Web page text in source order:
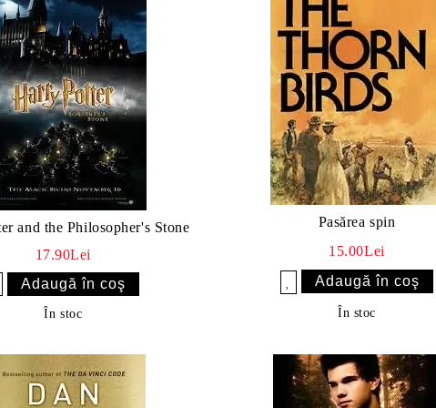
and the Philosopher's Stone
17.90Lei
În stoc
Pasărea spin
15.00Lei
În stoc